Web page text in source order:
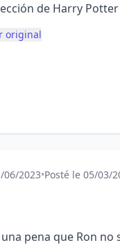
de Harry
original
06/2023•Posté le 05/03/
pena que Ron